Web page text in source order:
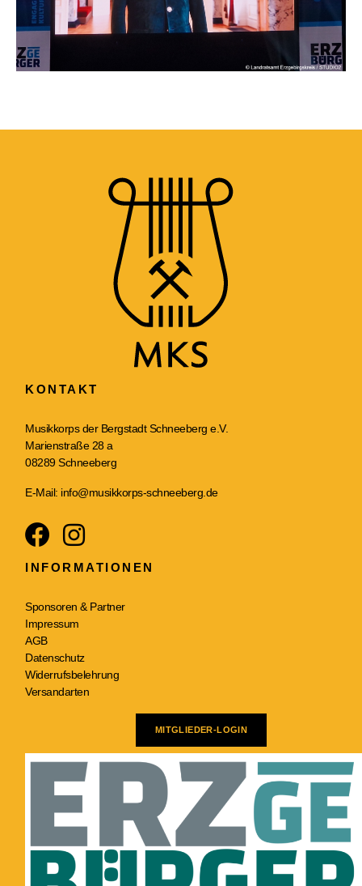
KONTAKT
Musikkorps der Bergstadt Schneeberg e.V.
Marienstraße 28 a
08289 Schneeberg
E-Mail: info@musikkorps-schneeberg.de
INFORMATIONEN
Sponsoren & Partner
Impressum
AGB
Datenschutz
Widerrufsbelehrung
Versandarten
MITGLIEDER-LOGIN